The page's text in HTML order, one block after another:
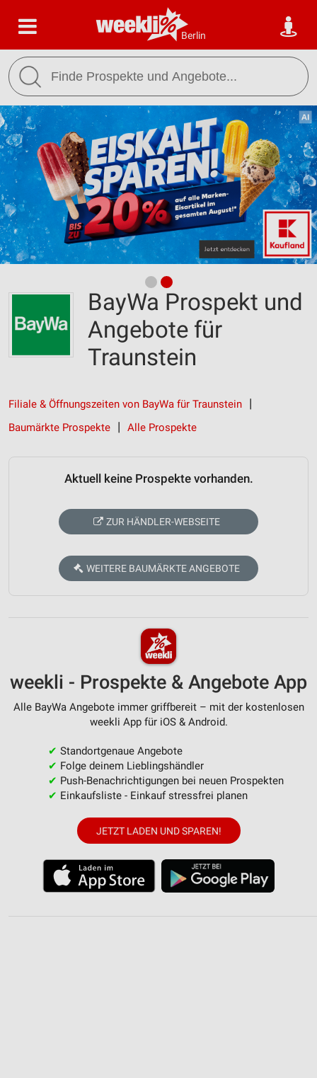
Berlin
BayWa Prospekt und
Angebote für
Traunstein
Filiale & Öffnungszeiten von BayWa für Traunstein
Baumärkte Prospekte
Alle Prospekte
Aktuell keine Prospekte vorhanden.
ZUR HÄNDLER-WEBSEITE
WEITERE BAUMÄRKTE ANGEBOTE
weekli - Prospekte & Angebote App
Alle BayWa Angebote immer griffbereit – mit der kostenlosen
weekli App für iOS & Android.
✔ Standortgenaue Angebote
✔ Folge deinem Lieblingshändler
✔ Push-Benachrichtigungen bei neuen Prospekten
✔ Einkaufsliste - Einkauf stressfrei planen
JETZT LADEN UND SPAREN!